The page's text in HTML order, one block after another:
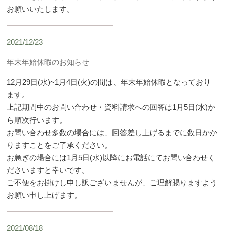
お願いいたします。
2021/12/23
年末年始休暇のお知らせ
12月29日(水)~1月4日(火)の間は、年末年始休暇となっており
ます。
上記期間中のお問い合わせ・資料請求への回答は1月5日(水)か
ら順次行います。
お問い合わせ多数の場合には、回答差し上げるまでに数日かか
りますことをご了承ください。
お急ぎの場合には1月5日(水)以降にお電話にてお問い合わせく
ださいますと幸いです。
ご不便をお掛けし申し訳ございませんが、ご理解賜りますよう
お願い申し上げます。
2021/08/18